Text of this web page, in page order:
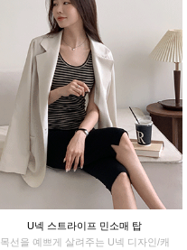
U넥 스트라이프 민소매 탑
목선을 예쁘게 살려주는 U넥 디자인/캐